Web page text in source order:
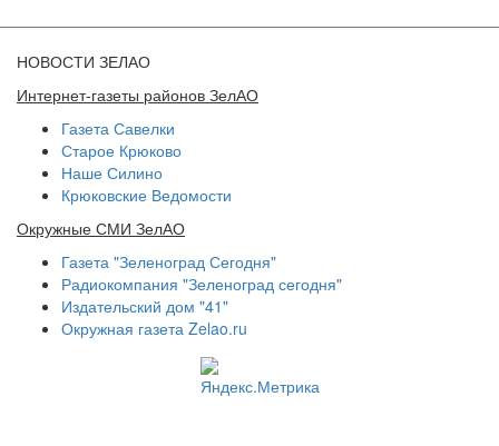
НОВОСТИ ЗЕЛАО
Интернет-газеты районов ЗелАО
Газета Савелки
Старое Крюково
Наше Силино
Крюковские Ведомости
Окружные СМИ ЗелАО
Газета "Зеленоград Сегодня"
Радиокомпания "Зеленоград сегодня"
Издательский дом "41"
Окружная газета Zelao.ru